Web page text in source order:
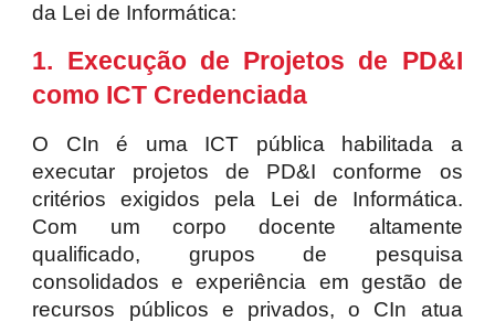
da Lei de Informática:
1. Execução de Projetos de PD&I
como ICT Credenciada
O CIn é uma ICT pública habilitada a
executar projetos de PD&I conforme os
critérios exigidos pela Lei de Informática.
Com um corpo docente altamente
qualificado, grupos de pesquisa
consolidados e experiência em gestão de
recursos públicos e privados, o CIn atua